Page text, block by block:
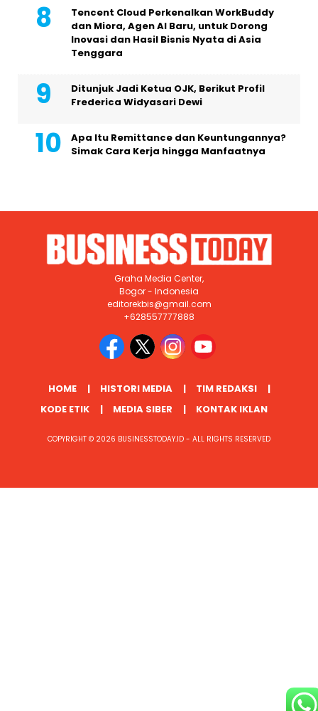
Tencent Cloud Perkenalkan WorkBuddy
dan Miora, Agen AI Baru, untuk Dorong
Inovasi dan Hasil Bisnis Nyata di Asia
Tenggara
Ditunjuk Jadi Ketua OJK, Berikut Profil
Frederica Widyasari Dewi
Apa Itu Remittance dan Keuntungannya?
Simak Cara Kerja hingga Manfaatnya
Graha Media Center,
Bogor - Indonesia
editorekbis@gmail.com
+628557777888
HOME HISTORI MEDIA
TIM REDAKSI
KODE ETIK
MEDIA SIBER KONTAK IKLAN
COPYRIGHT © 2026 BUSINESSTODAY.ID - ALL RIGHTS RESERVED